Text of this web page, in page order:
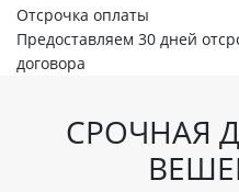
Отсрочка оплаты
Предоставляем 30 дней
договора
СРОЧНАЯ